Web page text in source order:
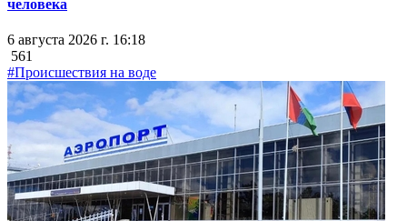
человека
6 августа 2026 г. 16:18
561
#Происшествия на воде